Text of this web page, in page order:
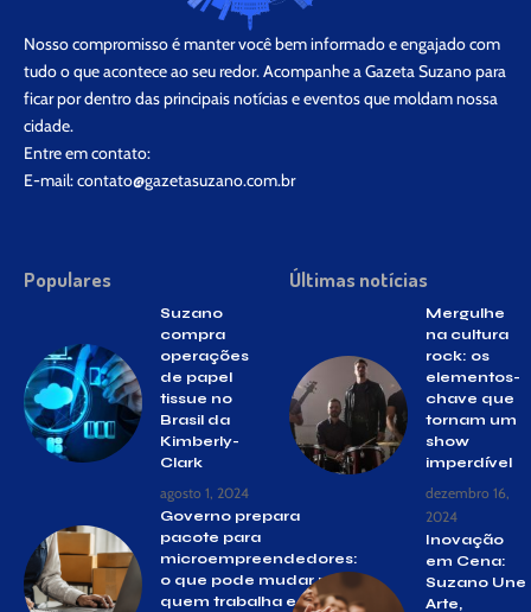
Nosso compromisso é manter você bem informado e engajado com
tudo o que acontece ao seu redor. Acompanhe a Gazeta Suzano para
ficar por dentro das principais notícias e eventos que moldam nossa
cidade.
Entre em contato:
E-mail:contato@gazetasuzano.com.br
Populares
Suzano
compra
operações
de papel
tissue no
Brasil da
Kimberly-
Clark
agosto 1, 2024
Governo prepara
pacote para
microempreendedores:
o que pode mudar para
quem trabalha e
Últimas notícias
Mergulhe
na cultura
rock: os
elementos-
chave que
tornam um
show
imperdível
dezembro 16,
2024
Inovação
em Cena:
Suzano Une
Arte,